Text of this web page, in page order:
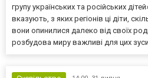
групу українських та російських
вказують, з яких регіонів ці діти,
вони опинилися далеко від своїх
розбудова миру важливі для цих